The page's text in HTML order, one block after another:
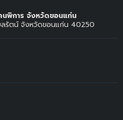
พิการ จังหวัดขอนแก่น
รัตน์ จังหวัดขอนแก่น 40250